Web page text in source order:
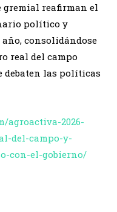
gremial reafirman el
político y
consolidándose
real del campo
debaten las políticas
agroactiva-2026-
del-campo-y-
con-el-gobierno/